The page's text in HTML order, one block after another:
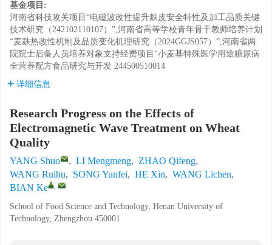
基金项目:
河南省科技攻关项目“电磁波改性提升麸皮安全特性及加工品质关键
技术研究（242102110107）”,河南省高等学校青年骨干教师培养计划
“麦麸热改性机制及品质变化机理研究（2024GGJS057）”,河南省两
院院士后备人员培养对象支持经费项目“小麦基特殊医学用途糖尿病
全营养配方食品研究与开发 244500510014
详细信息
Research Progress on the Effects of
Electromagnetic Wave Treatment on Wheat
Quality
YANG Shuo , LI Mengmeng, ZHAO Qifeng,
WANG Ruihu, SONG Yunfei, HE Xin, WANG Lichen,
BIAN Ke
,
School of Food Science and Technology, Henan University of
Technology, Zhengzhou 450001